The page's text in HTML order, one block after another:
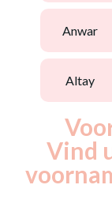
anwar
altay
Vind